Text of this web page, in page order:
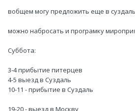
вобщем могу предложить еще в
можно набросать и програмку
Суббота:
3-4 прибытие питерцев
4-5 выезд в Суздаль
10-11 - прибытие в Суздаль
19-20 - выезд в Москву